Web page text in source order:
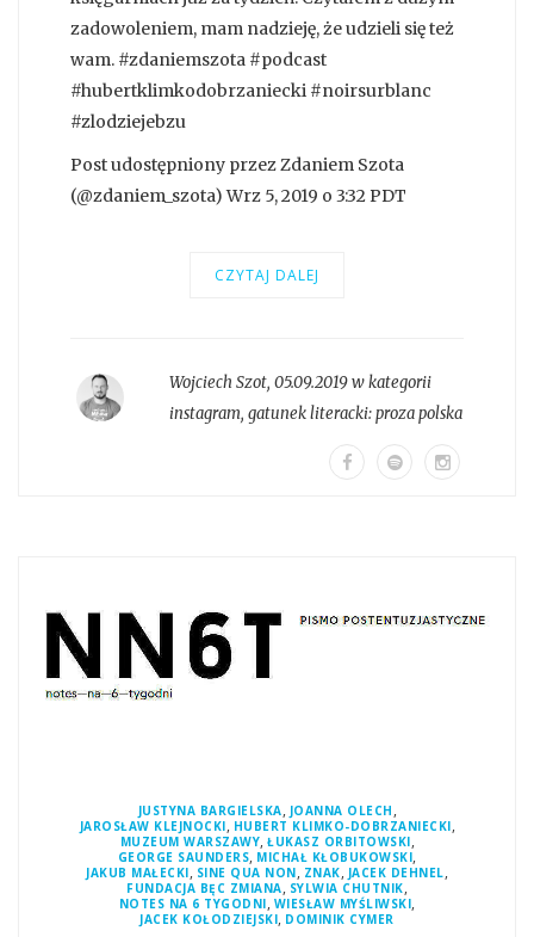
zadowoleniem, mam nadzieję, że udzieli się też
wam. #zdaniemszota #podcast
#hubertklimkodobrzaniecki #noirsurblanc
#zlodziejebzu
Post udostępniony przez Zdaniem Szota
(@zdaniem_szota) Wrz 5, 2019 o 3:32 PDT
CZYTAJ DALEJ
Wojciech Szot, 05.09.2019 w kategorii
instagram, gatunek literacki:proza polska
JUSTYNA BARGIELSKA, JOANNA OLECH ,
JAROSŁAW KLEJNOCKI, HUBERT KLIMKO-DOBRZANIECKI,
MUZEUM WARSZAWY, ŁUKASZ ORBITOWSKI,
GEORGE SAUNDERS, MICHAŁ KŁOBUKOWSKI,
JAKUB MAŁECKI, SINE QUA NON, ZNAK, JACEK DEHNEL,
FUNDACJA BĘC ZMIANA, SYLWIA CHUTNIK,
NOTES NA 6 TYGODNI, WIESŁAW MYŚLIWSKI,
JACEK KOŁODZIEJSKI, DOMINIK CYMER